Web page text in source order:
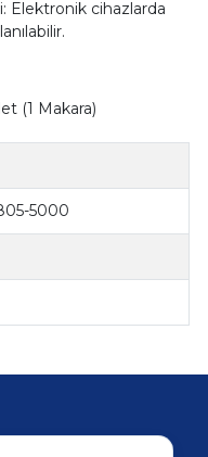
Elektronik cihazlarda
(1 Makara)
5000